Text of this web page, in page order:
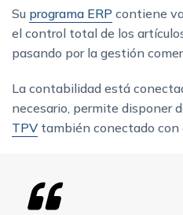
Su programa ERP contiene
el control total de los
pasando por la gestión
La contabilidad está
necesario, permite disponer
TPV también conectado con